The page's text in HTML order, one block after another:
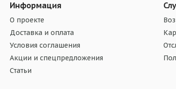
Информация
О проекте
Доставка и оплата
Условия соглашения
Акции и спецпредложения
Статьи